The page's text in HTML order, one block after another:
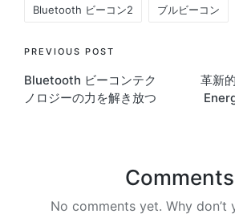
Bluetooth ビーコン2 ブルビーコン
Post
navigation
PREVIOUS POST
Bluetooth ビーコンテク
ノロジーの力を解き放つ
革新
Comments
No comments yet. Why don’t